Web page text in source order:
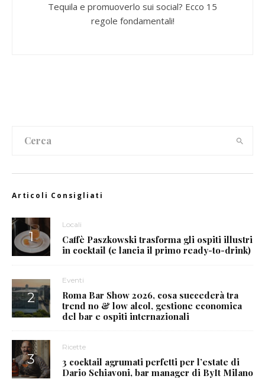
Tequila e promuoverlo sui social? Ecco 15
regole fondamentali!
Articoli Consigliati
Locali
Caffè Paszkowski trasforma gli ospiti illustri
in cocktail (e lancia il primo ready-to-drink)
Eventi
Roma Bar Show 2026, cosa succederà tra
trend no & low alcol, gestione economica
del bar e ospiti internazionali
Ricette
3 cocktail agrumati perfetti per l’estate di
Dario Schiavoni, bar manager di ByIt Milano